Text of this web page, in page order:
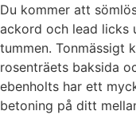
Du kommer att
ackord och lead licks
tummen. Tonmässigt
rosenträets baksida
ebenholts har ett
betoning på ditt